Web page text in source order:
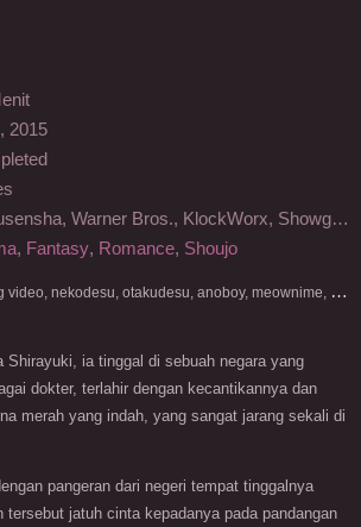
2015
Hakusensha, Warner Bros., KlockWorx, Showgate
, Fantasy, Romance, Shoujo
D
onlod nonton streaming video, nekodesu, otakudesu, anoboy, meownime, anitoki, meguminime, melody, oploverz, anoboy, nimegami, unduh, riie net, drivenime, myanimelist, MAL, kusonime, neonime, bstation, maxnime, Netflix, animeindo, anichin, crunchyroll, neonime, samehadaku, streaming, otakupoi, awsubs, anibatch, anikyojin, nekonime, kurogaze, zippyshare, vidio google drive, Muse Indonesia, kazefuri, iQIYI, Viu, Ani-One Asia, Animenonton, Otaku desu, Mangaku, Anibatch,Vidio, Genflix, Amazon Prime Video, 3GP, Mp4, 240p, Terlengkap.
Shirayuki, ia tinggal di sebuah negara yang
dokter, terlahir dengan kecantikannya dan
merah yang indah, yang sangat jarang sekali di
pangeran dari negeri tempat tinggalnya
tersebut jatuh cinta kepadanya pada pandangan